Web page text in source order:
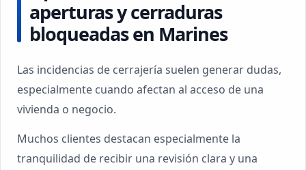
aperturas y cerraduras
bloqueadas en Marines
Las incidencias de cerrajería suelen generar dudas,
especialmente cuando afectan al acceso de una
vivienda o negocio.
Muchos clientes destacan especialmente la
tranquilidad de recibir una revisión clara y una